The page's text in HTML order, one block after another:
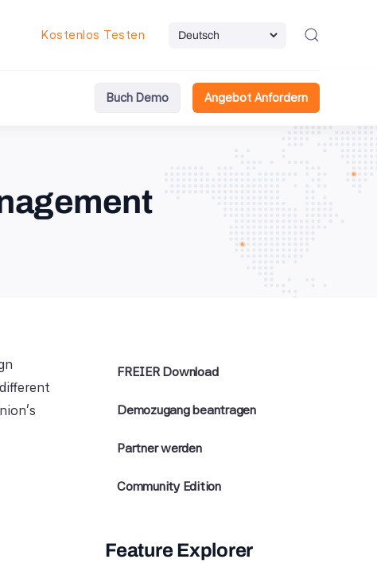
Kostenlos Testen
Buch Demo Angebot Anfordern
FREIER Download
Demozugang beantragen
Partner werden
Community Edition
Feature Explorer